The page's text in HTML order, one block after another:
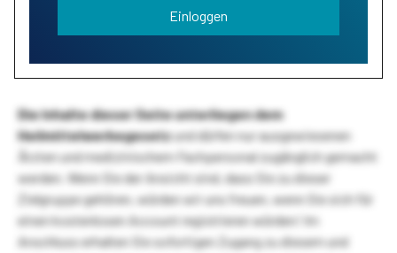
Einloggen
Die Inhalte dieser Seite unterliegen dem
Heilmittelwerbegesetzund dürfen nur ausgewiesenen
Ärzten und medizinischem Fachpersonal zugänglich gemacht
werden. Wenn Sie der Ansicht sind, dass Sie zu dieser
Zielgruppe gehören, würden wir uns freuen, wenn Sie sich für
einen kostenlosen Account registrieren würden! Im
Anschluss erhalten Sie sofortigen Zugang zu diesem und